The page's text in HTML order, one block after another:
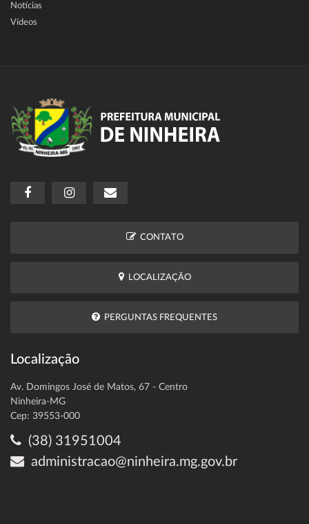
Notícias
Vídeos
CONTATO
LOCALIZAÇÃO
PERGUNTAS FREQUENTES
Localização
Av. Domingos José de Matos, 67 - Centro
Ninheira-MG
Cep: 39553-000
(38) 31951004
administracao@ninheira.mg.gov.br